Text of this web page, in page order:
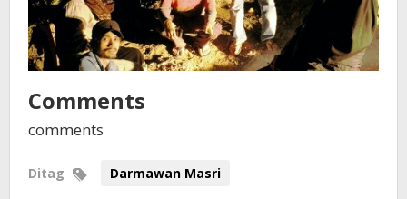
Comments
comments
Ditag Darmawan Masri